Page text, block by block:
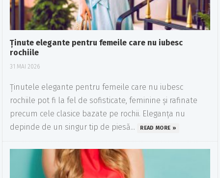
Ținute elegante pentru femeile care nu iubesc
rochiile
31 MAI 2026
Ținutele elegante pentru femeile care nu iubesc
rochiile pot fi la fel de sofisticate, feminine și rafinate
precum cele clasice bazate pe rochii. Eleganța nu
depinde de un singur tip de piesă...
READ MORE »